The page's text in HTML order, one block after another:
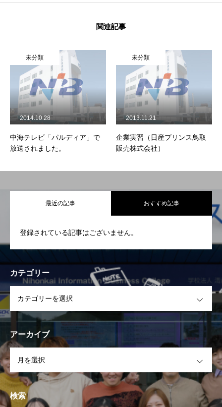
関連記事
未分類
企業実習（日産プリンス鳥取
販売株式会社）
2013.11.21
未分類
海上保安庁説明会
2014.06.27
最近の記事 おすすめ記事
登録されている記事はございません。
カテゴリー
アーカイブ
検索